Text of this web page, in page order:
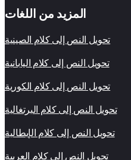
المزيد من اللغات
تحويل النص إلى كلام الصينية
تحويل النص إلى كلام اليابانية
تحويل النص إلى كلام الكورية
تحويل النص إلى كلام البرتغالية
تحويل النص إلى كلام الإيطالية
تحويل النص إلى كلام العربية